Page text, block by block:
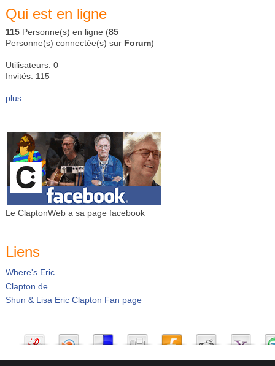
Qui est en ligne
115 Personne(s) en ligne (85
Personne(s) connectée(s) sur Forum)
Utilisateurs: 0
Invités: 115
plus...
Le ClaptonWeb a sa page facebook
Liens
Where's Eric
Clapton.de
Shun & Lisa Eric Clapton Fan page